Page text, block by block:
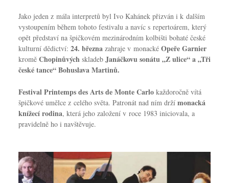
Jako jeden z mála interpretů byl Ivo Kahánek přizván i k dalším
vystoupením během tohoto festivalu a navíc s repertoárem, který
opět představí na špičkovém mezinárodním kolbišti bohaté české
kulturní dědictví: 24. březnazahraje v monacké Opeře Garnier
kromě Chopinůvýchskladeb Janáčkovu sonátu „Z ulice“ a „Tři
české tance“ Bohuslava Martinů.
Festival Printemps des Arts de Monte Carlokaždoročně vítá
špičkové umělce z celého světa. Patronát nad ním drží monacká
knížecí rodina, která jeho založení v roce 1983 iniciovala, a
pravidelně ho i navštěvuje.